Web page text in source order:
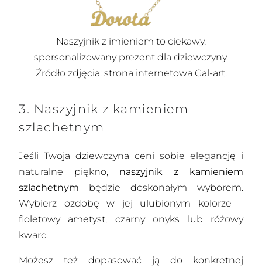
Naszyjnik z imieniem to ciekawy,
spersonalizowany prezent dla dziewczyny.
Źródło zdjęcia: strona internetowa Gal-art.
3. Naszyjnik z kamieniem
szlachetnym
Jeśli Twoja dziewczyna ceni sobie elegancję i
naturalne piękno, naszyjnik z kamieniem
szlachetnym
będzie doskonałym wyborem.
Wybierz ozdobę w jej ulubionym kolorze –
fioletowy ametyst, czarny onyks lub różowy
kwarc.
Możesz też dopasować ją do konkretnej